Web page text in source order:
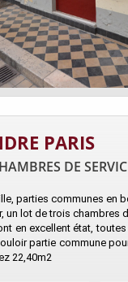
PARIS
DE
parties communes en
un lot de trois chambres
en excellent état,
partie commune
22,40m2